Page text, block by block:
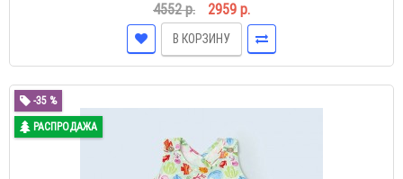
4552 р. 2959 р.
В КОРЗИНУ
-35 %
РАСПРОДАЖА